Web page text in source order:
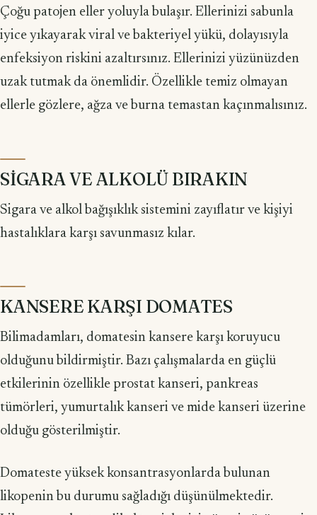
Çoğu patojen eller yoluyla bulaşır. Ellerinizi sabunla
iyice yıkayarak viral ve bakteriyel yükü, dolayısıyla
enfeksiyon riskini azaltırsınız. Ellerinizi yüzünüzden
uzak tutmak da önemlidir. Özellikle temiz olmayan
ellerle gözlere, ağza ve burna temastan kaçınmalısınız.
SİGARA VE ALKOLÜ BIRAKIN
Sigara ve alkol bağışıklık sistemini zayıflatır ve kişiyi
hastalıklara karşı savun­masız kılar.
KANSERE KARŞI DOMATES
Bilimadamları, domatesin kansere karşı koruyucu
olduğunu bildirmiştir. Bazı çalışmalarda en güçlü
etkilerinin özellikle prostat kanseri, pankreas
tümörleri, yu­murtalık kanseri ve mide kanseri üzerine
olduğu gösterilmiştir.
Domateste yüksek konsantrasyonlarda bulunan
likopenin bu durumu sağladı­ğı düşünülmektedir.